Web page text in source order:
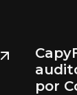
por